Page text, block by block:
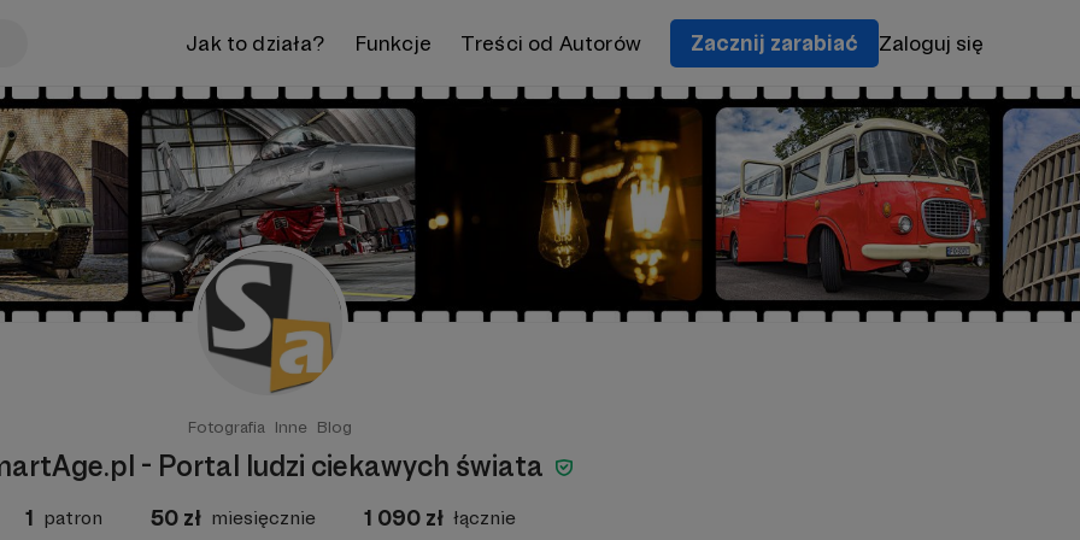
Jak to działa? Funkcje Treści od Autorów Zacznij zarabiać Zaloguj się
Fotografia Inne Blog
- Portal ludzi ciekawych świata
1 patron 50 zł miesięcznie 1 090 zł łącznie